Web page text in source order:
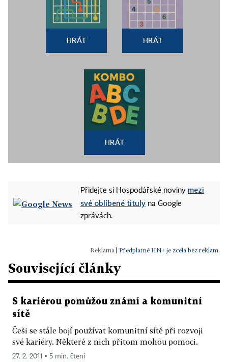
HRÁT HRÁT
HRÁT
Přidejte si Hospodářské noviny mezi
své oblíbené tituly na Google
zprávách.
Předplatné HN+ je zcela bez reklam.
Související články
S kariérou pomůžou známí a komunitní
sítě
Češi se stále bojí používat komunitní sítě při rozvoji
své kariéry. Některé z nich přitom mohou pomoci.
27. 2. 2011 ▪ 5 min. čtení